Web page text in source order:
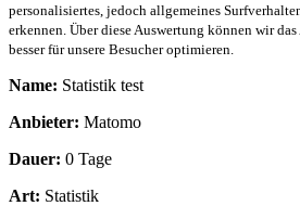
personalisiertes, jedoch allgemeines
erkennen. Über diese Auswertung können wir
besser für unsere Besucher optimieren.
Name: Statistik test
Anbieter: Matomo
Dauer: 0 Tage
Art: Statistik